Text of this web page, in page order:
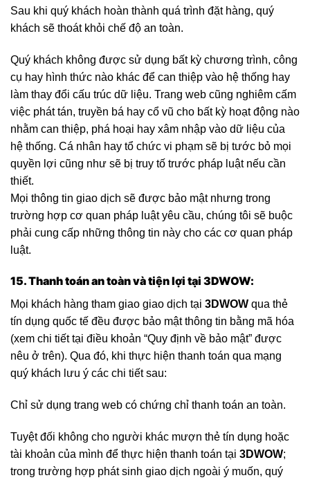
Sau khi quý khách hoàn thành quá trình đặt hàng, quý
khách sẽ thoát khỏi chế độ an toàn.
Quý khách không được sử dụng bất kỳ chương trình, công
cụ hay hình thức nào khác để can thiệp vào hệ thống hay
làm thay đổi cấu trúc dữ liệu. Trang web cũng nghiêm cấm
việc phát tán, truyền bá hay cổ vũ cho bất kỳ hoạt động nào
nhằm can thiệp, phá hoại hay xâm nhập vào dữ liệu của
hệ thống. Cá nhân hay tổ chức vi phạm sẽ bị tước bỏ mọi
quyền lợi cũng như sẽ bị truy tố trước pháp luật nếu cần
thiết.
Mọi thông tin giao dịch sẽ được bảo mật nhưng trong
trường hợp cơ quan pháp luật yêu cầu, chúng tôi sẽ buộc
phải cung cấp những thông tin này cho các cơ quan pháp
luật.
15. Thanh toán an toàn và tiện lợi tại 3DWOW:
Mọi khách hàng tham giao giao dịch tại 3DWOW qua thẻ
tín dụng quốc tế đều được bảo mật thông tin bằng mã hóa
(xem chi tiết tại điều khoản “Quy định về bảo mật” được
nêu ở trên). Qua đó, khi thực hiện thanh toán qua mạng
quý khách lưu ý các chi tiết sau:
Chỉ sử dụng trang web có chứng chỉ thanh toán an toàn.
Tuyệt đối không cho người khác mượn thẻ tín dụng hoặc
tài khoản của mình để thực hiện thanh toán tại 3DWOW;
trong trường hợp phát sinh giao dịch ngoài ý muốn, quý